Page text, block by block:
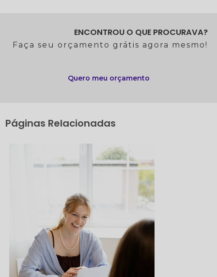
ENCONTROU O QUE PROCURAVA?
Faça seu orçamento grátis agora mesmo!
Quero meu orçamento
Páginas Relacionadas